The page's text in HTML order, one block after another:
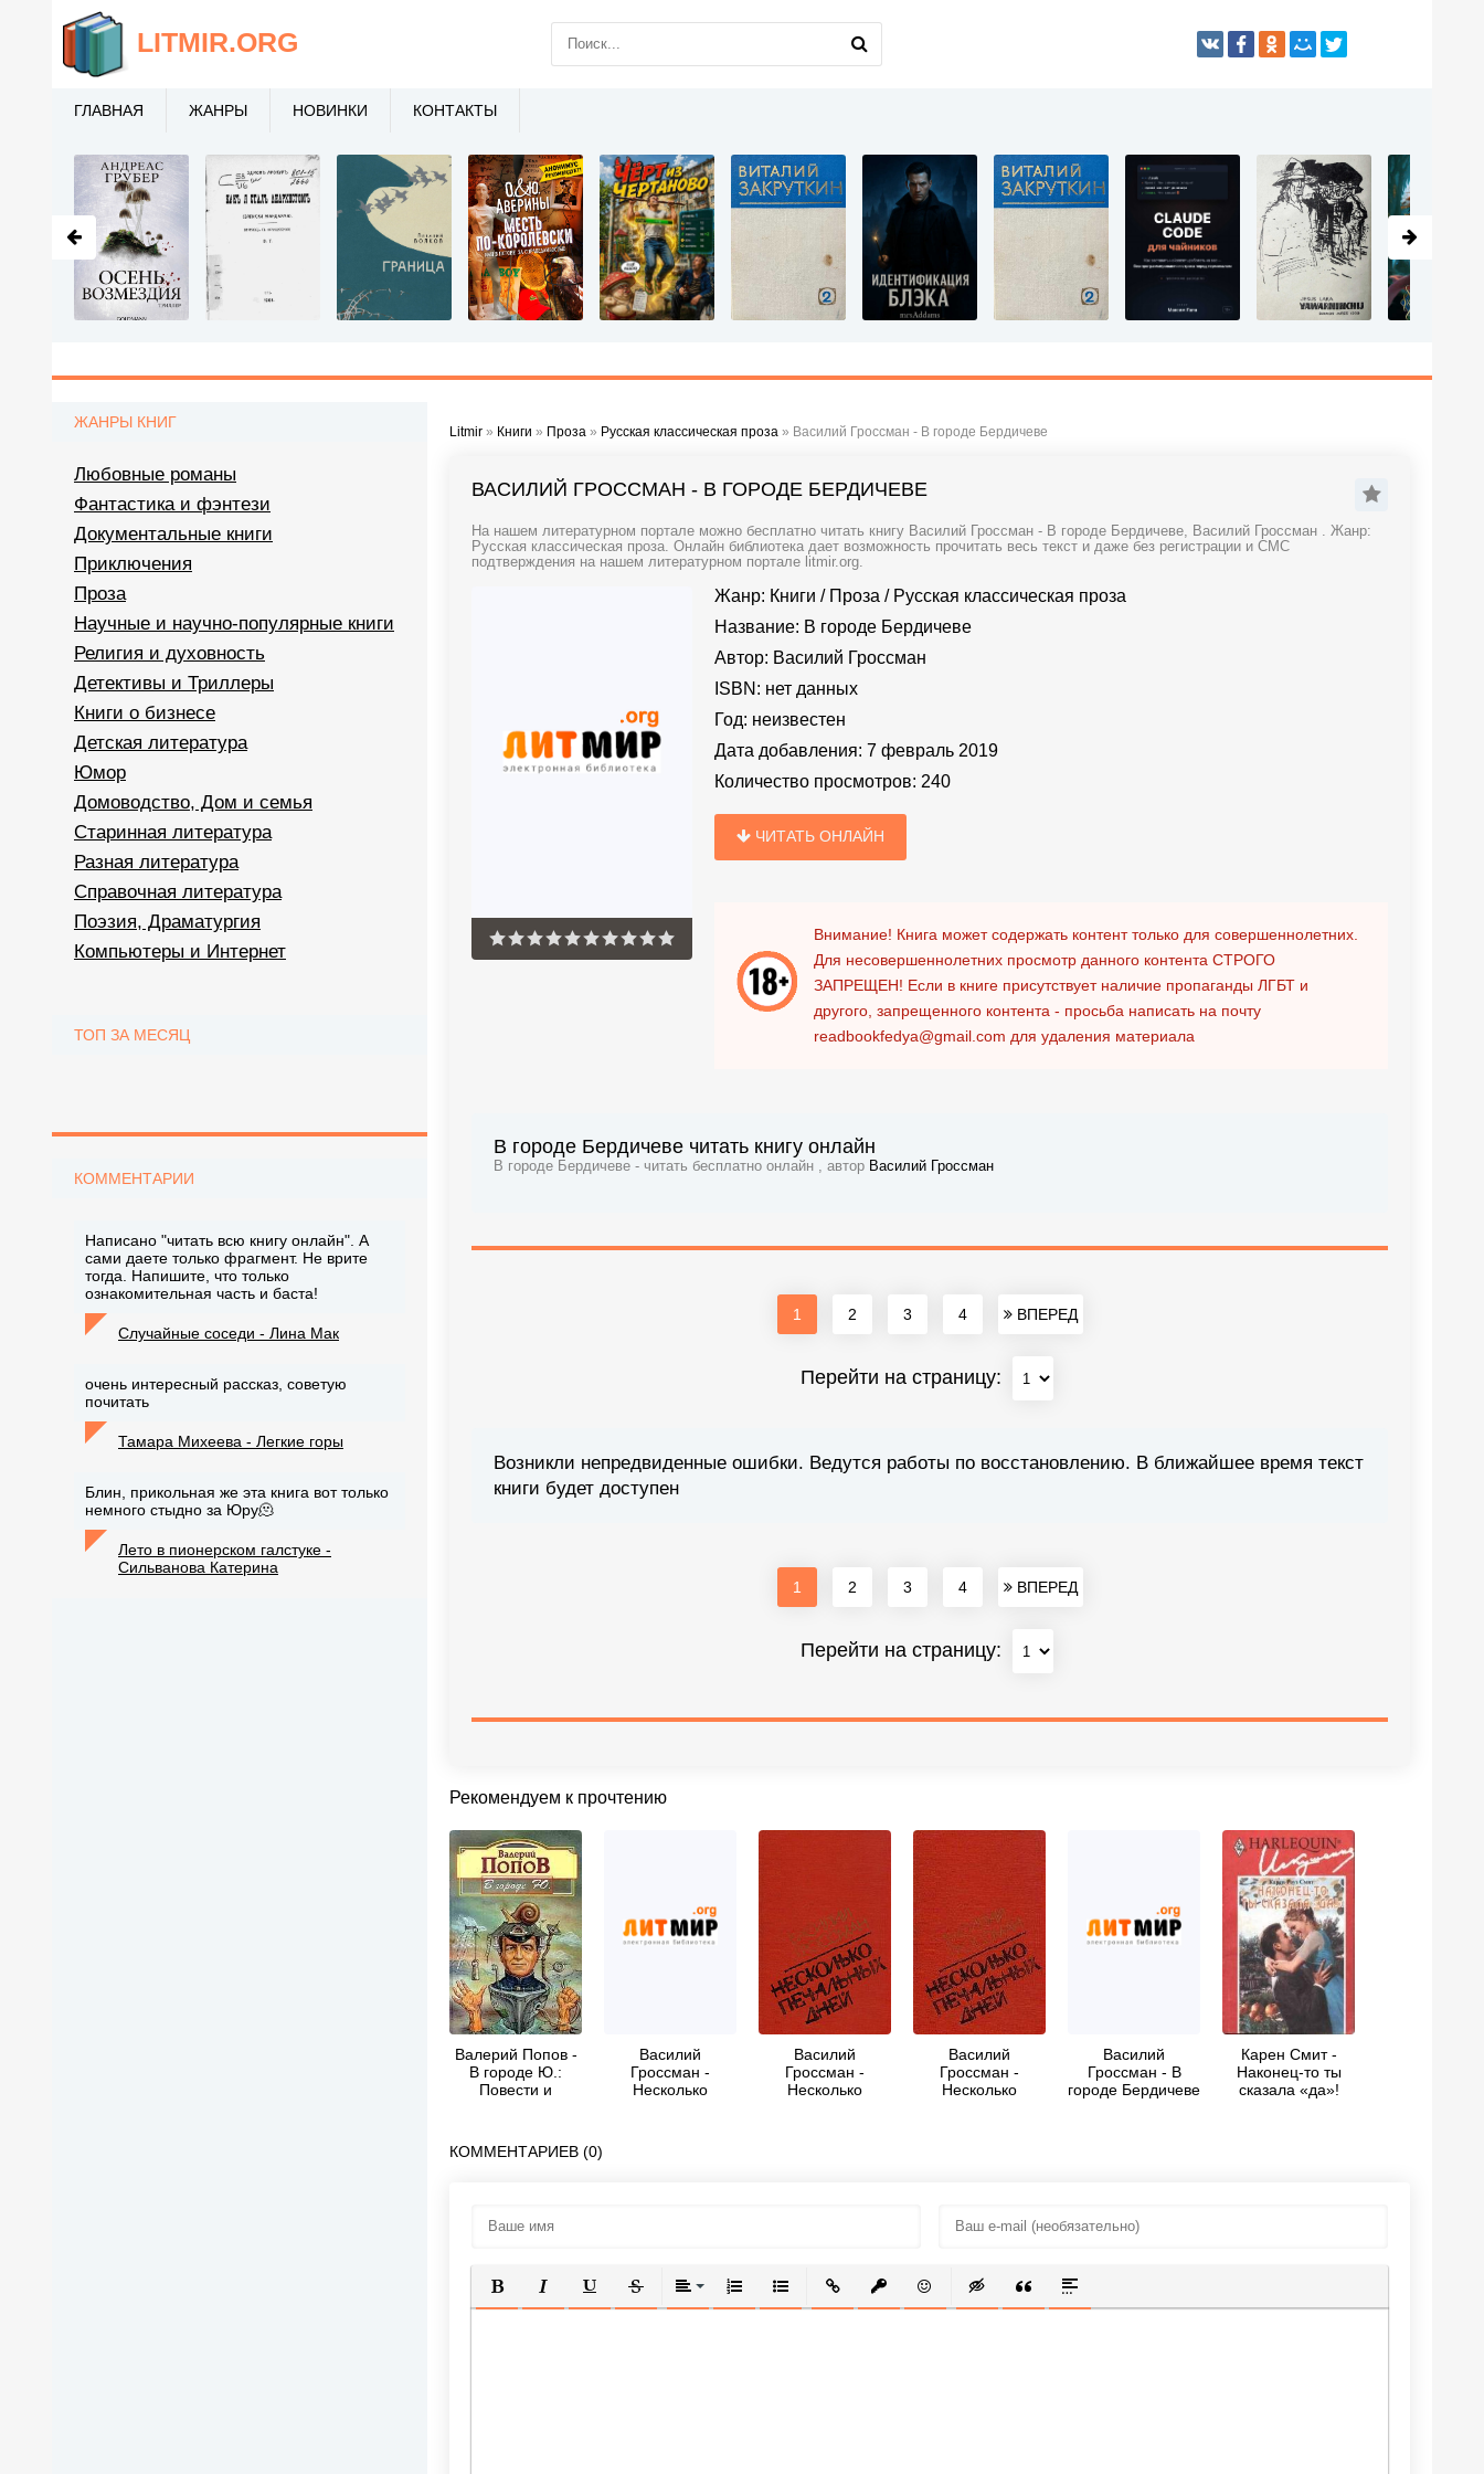
Litmir » Книги » Проза » Русская классическая проза » Василий Гроссман - В городе Бердичеве
ВАСИЛИЙ ГРОССМАН - В ГОРОДЕ БЕРДИЧЕВЕ
На нашем литературном портале можно бесплатно читать книгу Василий Гроссман - В городе Бердичеве, Василий Гроссман . Жанр:
Русская классическая проза. Онлайн библиотека дает возможность прочитать весь текст и даже без регистрации и СМС
подтверждения на нашем литературном портале litmir.org.
Жанр: Книги / Проза / Русская классическая проза
Название: В городе Бердичеве
Автор: Василий Гроссман
ISBN: нет данных
Год: неизвестен
Дата добавления: 7 февраль 2019
Количество просмотров: 240
ЧИТАТЬ ОНЛАЙН
Внимание! Книга может содержать контент только для совершеннолетних.
Для несовершеннолетних просмотр данного контента СТРОГО
ЗАПРЕЩЕН! Если в книге присутствует наличие пропаганды ЛГБТ и
другого, запрещенного контента - просьба написать на почту
readbookfedya@gmail.com для удаления материала
В городе Бердичеве читать книгу онлайн
В городе Бердичеве - читать бесплатно онлайн , автор Василий Гроссман
1 2 3 4 ВПЕРЕД
Перейти на страницу:
Возникли непредвиденные ошибки. Ведутся работы по восстановлению. В ближайшее время текст
книги будет доступен
1 2 3 4 ВПЕРЕД
Перейти на страницу:
Рекомендуем к прочтению
Валерий Попов -
В городе Ю.:
Повести и
Василий
Гроссман -
Несколько
Василий
Гроссман -
Несколько
Василий
Гроссман -
Несколько
Василий
Гроссман - В
городе Бердичеве
Карен Смит -
Наконец-то ты
сказала «да»!
КОММЕНТАРИЕВ (0)
ПОЛУЖИРНЫЙ
КУРСИВПОДЧЕРКНУТЫЙ
ЗАЧЕРКНУТЫЙВЫРАВНИВАНИЕ
НУМЕРОВАННЫЙ СПИСОК
МАРКИРОВАННЫЙ СПИСОК
ВСТАВИТЬ ССЫЛКУ
ВСТАВИТЬ ЗАЩИЩЕННУЮ ССЫЛКУ
ВСТАВИТЬ СМАЙЛИК
ВСТАВКА СКРЫТОГО ТЕКСТА
ВСТАВКА ЦИТАТЫ
ВСТАВКА СПОЙЛЕРА
ЖАНРЫ КНИГ
Любовные романы
Фантастика и фэнтези
Документальные книги
Приключения
Проза
Научные и научно-популярные книги
Религия и духовность
Детективы и Триллеры
Книги о бизнесе
Детская литература
Юмор
Домоводство, Дом и семья
Старинная литература
Разная литература
Справочная литература
Поэзия, Драматургия
Компьютеры и Интернет
ТОП ЗА МЕСЯЦ
КОММЕНТАРИИ
Написано "читать всю книгу онлайн". А
сами даете только фрагмент. Не врите
тогда. Напишите, что только
ознакомительная часть и баста!
Случайные соседи - Лина Мак
очень интересный рассказ, советую
почитать
Тамара Михеева - Легкие горы
Блин, прикольная же эта книга вот только
немного стыдно за Юру🫠
Лето в пионерском галстуке -
Сильванова Катерина
LITMIR.ORG
ГЛАВНАЯ ЖАНРЫ НОВИНКИ КОНТАКТЫ